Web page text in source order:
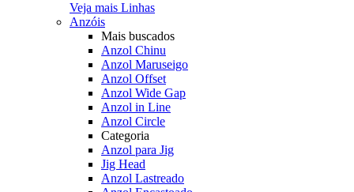
Veja mais Linhas
Anzóis
Mais buscados
Anzol Chinu
Anzol Maruseigo
Anzol Offset
Anzol Wide Gap
Anzol in Line
Anzol Circle
Categoria
Anzol para Jig
Jig Head
Anzol Lastreado